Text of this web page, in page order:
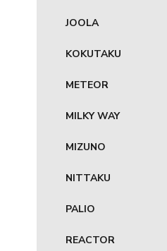
JOOLA
KOKUTAKU
METEOR
MILKY WAY
MIZUNO
NITTAKU
PALIO
REACTOR